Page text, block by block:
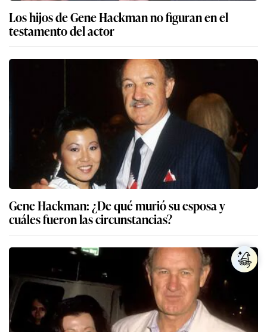
Los hijos de Gene Hackman no figuran en el
testamento del actor
Gene Hackman: ¿De qué murió su esposa y
cuáles fueron las circunstancias?